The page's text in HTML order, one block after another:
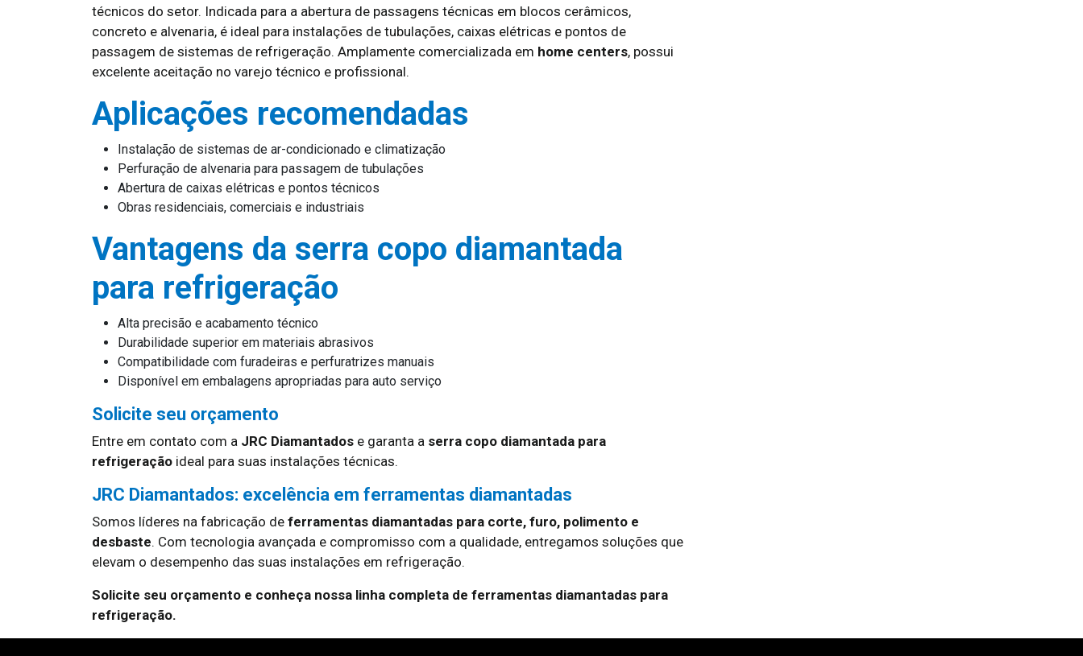
técnicos do setor. Indicada para a abertura de passagens técnicas em blocos cerâmicos,
concreto e alvenaria, é ideal para instalações de tubulações, caixas elétricas e pontos de
passagem de sistemas de refrigeração. Amplamente comercializada em home centers, possui
excelente aceitação no varejo técnico e profissional.
Aplicações recomendadas
Instalação de sistemas de ar-condicionado e climatização
Perfuração de alvenaria para passagem de tubulações
Abertura de caixas elétricas e pontos técnicos
Obras residenciais, comerciais e industriais
Vantagens da serra copo diamantada
para refrigeração
Alta precisão e acabamento técnico
Durabilidade superior em materiais abrasivos
Compatibilidade com furadeiras e perfuratrizes manuais
Disponível em embalagens apropriadas para auto serviço
Solicite seu orçamento
Entre em contato com a JRC Diamantados e garanta a serra copo diamantada para
refrigeração ideal para suas instalações técnicas.
JRC Diamantados: excelência em ferramentas diamantadas
Somos líderes na fabricação de ferramentas diamantadas para corte, furo, polimento e
desbaste. Com tecnologia avançada e compromisso com a qualidade, entregamos soluções que
elevam o desempenho das suas instalações em refrigeração.
Solicite seu orçamento e conheça nossa linha completa de ferramentas diamantadas para
refrigeração.